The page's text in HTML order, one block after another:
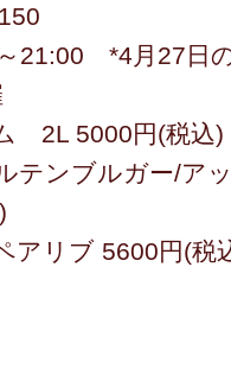
～21:00 *4月27日
2L 5000円(税込)
テンブルガー/
アリブ 5600円(税